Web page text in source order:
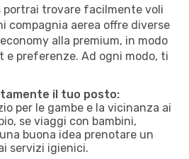
portrai trovare facilmente voli
compagnia aerea offre diverse
alla premium, in modo
e preferenze. Ad ogni modo, ti
il tuo posto:
per le gambe e la vicinanza ai
se viaggi con bambini,
buona idea prenotare un
servizi igienici.